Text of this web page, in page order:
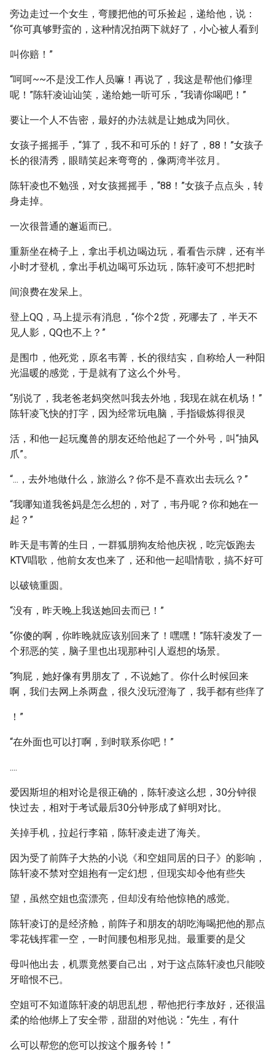
旁边走过一个女生，弯腰把他的可乐捡起，递给他，说：
“你可真够野蛮的，这种情况拍两下就好了，小心被人看到
叫你赔！”
“呵呵~~不是没工作人员嘛！再说了，我这是帮他们修理
呢！”陈轩凌讪讪笑，递给她一听可乐，“我请你喝吧！”
要让一个人不告密，最好的办法就是让她成为同伙。
女孩子摇摇手，“算了，我不和可乐的！好了，88！”女孩子
长的很清秀，眼睛笑起来弯弯的，像两湾半弦月。
陈轩凌也不勉强，对女孩摇摇手，“88！”女孩子点点头，转
身走掉。
一次很普通的邂逅而已。
重新坐在椅子上，拿出手机边喝边玩，看看告示牌，还有半
小时才登机，拿出手机边喝可乐边玩，陈轩凌可不想把时
间浪费在发呆上。
登上QQ，马上提示有消息，“你个2货，死哪去了，半天不
见人影，QQ也不上？”
是围巾，他死党，原名韦菁，长的很结实，自称给人一种阳
光温暖的感觉，于是就有了这么个外号。
“别说了，我老爸老妈突然叫我去外地，我现在就在机场！”
陈轩凌飞快的打字，因为经常玩电脑，手指锻炼得很灵
活，和他一起玩魔兽的朋友还给他起了一个外号，叫“抽风
爪”。
“...，去外地做什么，旅游么？你不是不喜欢出去玩么？”
“我哪知道我爸妈是怎么想的，对了，韦丹呢？你和她在一
起？”
昨天是韦菁的生日，一群狐朋狗友给他庆祝，吃完饭跑去
KTV唱歌，他前女友也来了，还和他一起唱情歌，搞不好可
以破镜重圆。
“没有，昨天晚上我送她回去而已！”
“你傻的啊，你昨晚就应该别回来了！嘿嘿！”陈轩凌发了一
个邪恶的笑，脑子里也出现那种引人遐想的场景。
“狗屁，她好像有男朋友了，不说她了。你什么时候回来
啊，我们去网上杀两盘，很久没玩澄海了，我手都有些痒了
！”
“在外面也可以打啊，到时联系你吧！”
....
爱因斯坦的相对论是很正确的，陈轩凌这么想，30分钟很
快过去，相对于考试最后30分钟形成了鲜明对比。
关掉手机，拉起行李箱，陈轩凌走进了海关。
因为受了前阵子大热的小说《和空姐同居的日子》的影响，
陈轩凌不禁对空姐抱有一定幻想，但现实却令他有些失
望，虽然空姐也蛮漂亮，但却没有给他惊艳的感觉。
陈轩凌订的是经济舱，前阵子和朋友的胡吃海喝把他的那点
零花钱挥霍一空，一时间腰包相形见拙。最重要的是父
母叫他出去，机票竟然要自己出，对于这点陈轩凌也只能咬
牙暗恨不已。
空姐可不知道陈轩凌的胡思乱想，帮他把行李放好，还很温
柔的给他绑上了安全带，甜甜的对他说：“先生，有什
么可以帮您的您可以按这个服务铃！”